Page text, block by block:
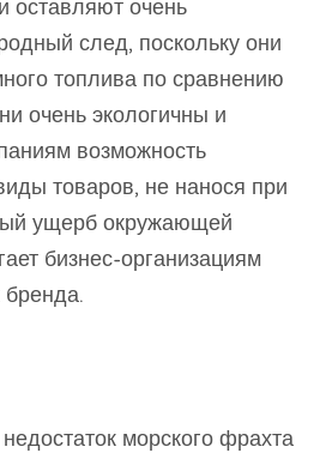
оставляют очень
след, поскольку они
топлива по сравнению
очень экологичны и
возможность
товаров, не нанося при
ущерб окружающей
бизнес-организациям
морского фрахта